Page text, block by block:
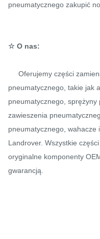
pneumatycznego zakupić
☆ O nas:
Oferujemy części
pneumatycznego, takie jak
pneumatycznego,
zawieszenia
pneumatycznego, wahacze
Landrover. Wszystkie
oryginalne komponenty
gwarancją.